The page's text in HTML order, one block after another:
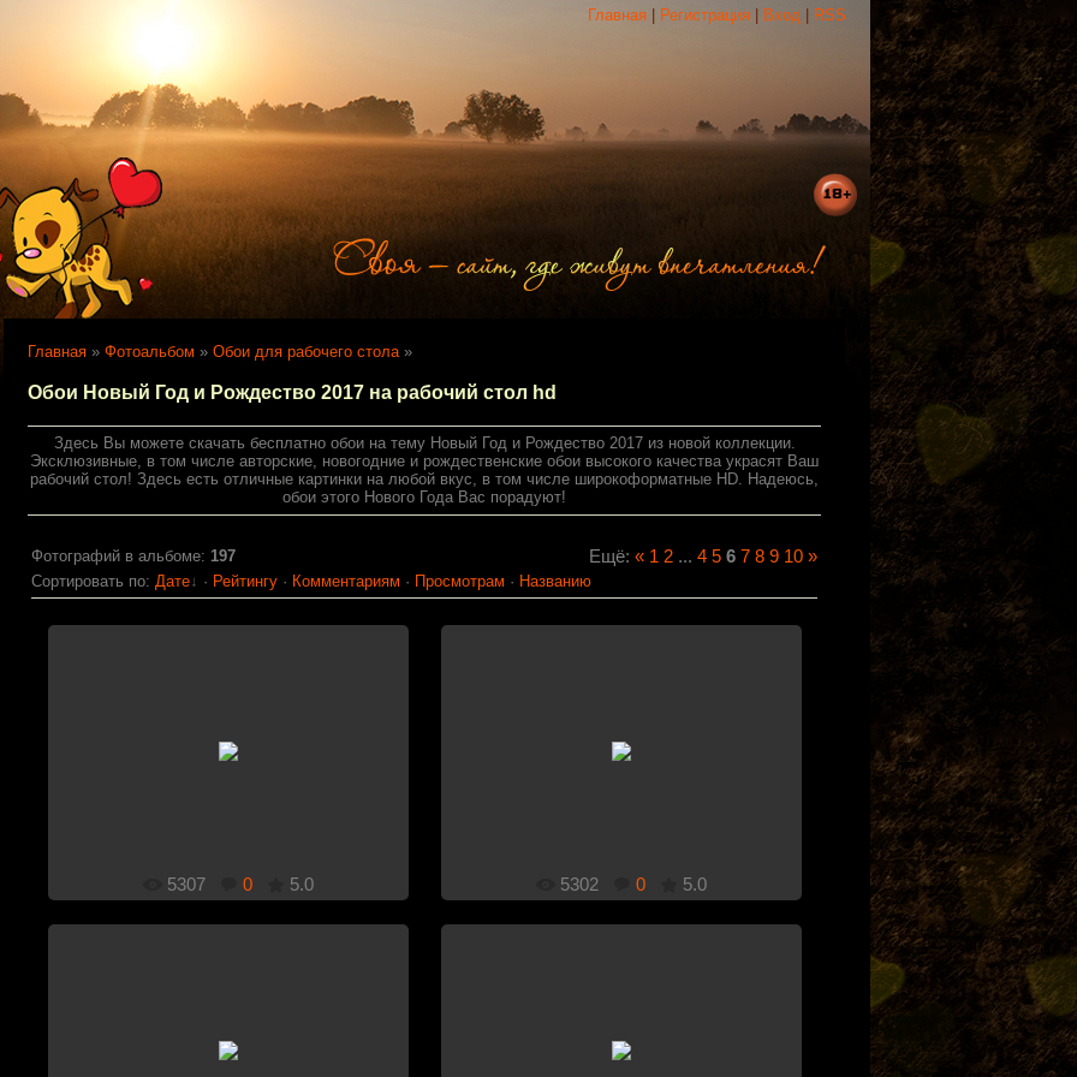
Главная Регистрация Вход RSS
Главная » Фотоальбом » Обои для рабочего стола»
Обои Новый Год и Рождество 2017 на рабочий стол hd
Здесь Вы можете скачать бесплатно обои на тему Новый Год и Рождество 2017 из новой коллекции.
Эксклюзивные, в том числе авторские, новогодние и рождественские обои высокого качества украсят Ваш
рабочий стол! Здесь есть отличные картинки на любой вкус, в том числе широкоформатные HD. Надеюсь,
обои этого Нового Года Вас порадуют!
Фотографий в альбоме: 197 Ещё: « 1 2 ... 4 5 6 7 8 9 10 »
Сортировать по: Дате · Рейтингу · Комментариям · Просмотрам · Названию
5307 0 5.0 5302 0 5.0